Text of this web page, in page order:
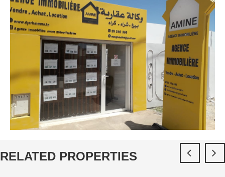
RELATED PROPERTIES